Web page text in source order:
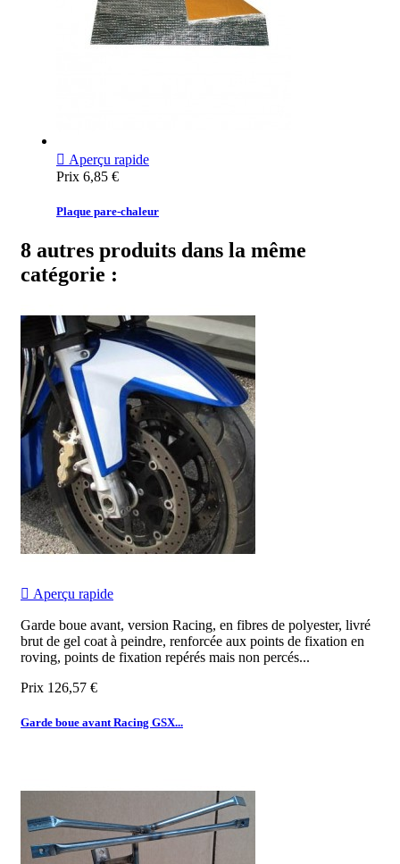
 Aperçu rapide
Prix 6,85 €
Plaque pare-chaleur
8 autres produits dans la même
catégorie :
 Aperçu rapide
Garde boue avant, version Racing, en fibres de polyester, livré
brut de gel coat à peindre, renforcée aux points de fixation en
roving, points de fixation repérés mais non percés...
Prix 126,57 €
Garde boue avant Racing GSX...